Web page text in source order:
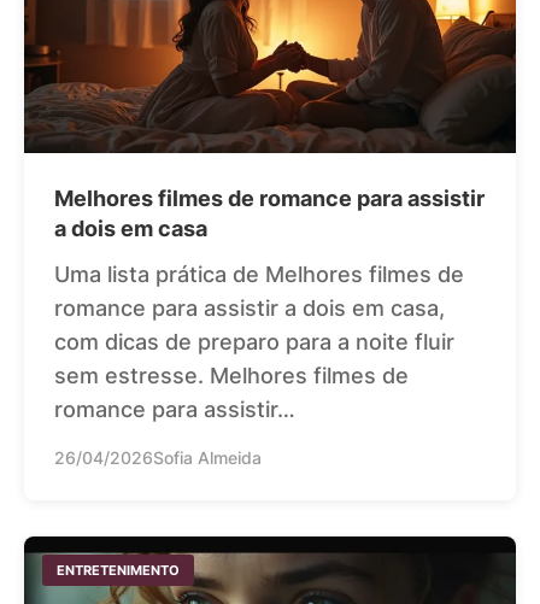
Melhores filmes de romance para assistir
a dois em casa
Uma lista prática de Melhores filmes de
romance para assistir a dois em casa,
com dicas de preparo para a noite fluir
sem estresse. Melhores filmes de
romance para assistir…
26/04/2026Sofia Almeida
ENTRETENIMENTO